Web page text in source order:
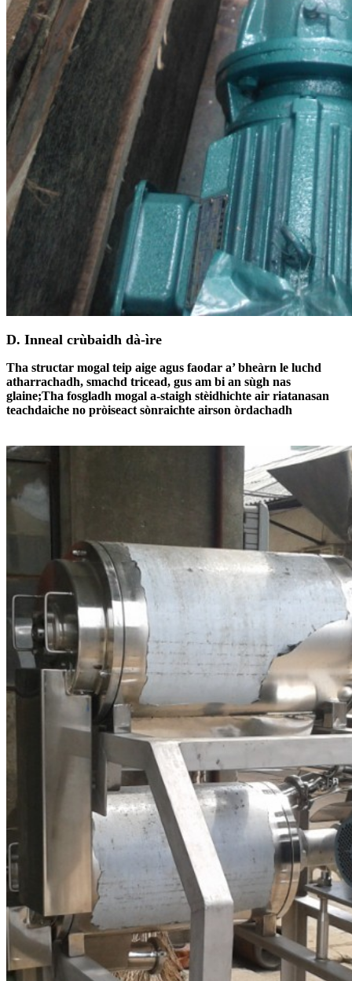
D. Inneal crùbaidh dà-ìre
Tha structar mogal teip aige agus faodar a’ bheàrn le luchd
atharrachadh, smachd tricead, gus am bi an sùgh nas
glaine;Tha fosgladh mogal a-staigh stèidhichte air riatanasan
teachdaiche no pròiseact sònraichte airson òrdachadh